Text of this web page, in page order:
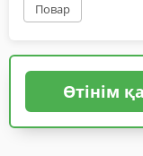
Повар
Өтінім